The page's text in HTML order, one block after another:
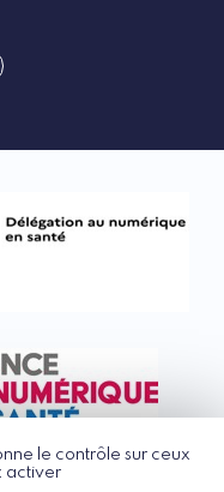
le contrôle sur ceux
activer